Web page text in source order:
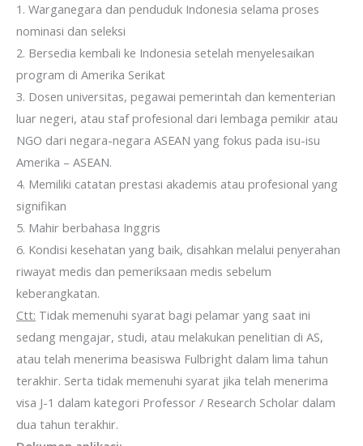
1. Warganegara dan penduduk Indonesia selama proses
nominasi dan seleksi
2. Bersedia kembali ke Indonesia setelah menyelesaikan
program di Amerika Serikat
3. Dosen universitas, pegawai pemerintah dan kementerian
luar negeri, atau staf profesional dari lembaga pemikir atau
NGO dari negara-negara ASEAN yang fokus pada isu-isu
Amerika – ASEAN.
4. Memiliki catatan prestasi akademis atau profesional yang
signifikan
5. Mahir berbahasa Inggris
6. Kondisi kesehatan yang baik, disahkan melalui penyerahan
riwayat medis dan pemeriksaan medis sebelum
keberangkatan.
Ctt: Tidak memenuhi syarat bagi pelamar yang saat ini
sedang mengajar, studi, atau melakukan penelitian di AS,
atau telah menerima beasiswa Fulbright dalam lima tahun
terakhir. Serta tidak memenuhi syarat jika telah menerima
visa J-1 dalam kategori Professor / Research Scholar dalam
dua tahun terakhir.